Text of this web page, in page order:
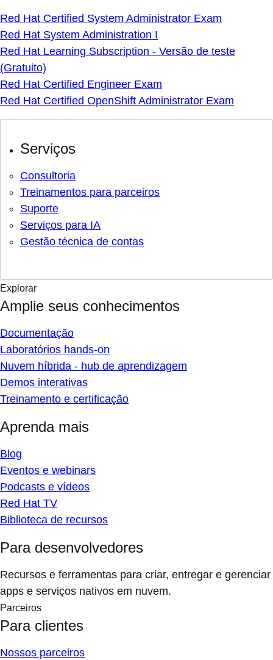
Red Hat Certified System Administrator Exam
Red Hat System Administration I
Red Hat Learning Subscription - Versão de teste
(Gratuito)
Red Hat Certified Engineer Exam
Red Hat Certified OpenShift Administrator Exam
Serviços
Consultoria
Treinamentos para parceiros
Suporte
Serviços para IA
Gestão técnica de contas
Explorar
Amplie seus conhecimentos
Documentação
Laboratórios hands-on
Nuvem híbrida - hub de aprendizagem
Demos interativas
Treinamento e certificação
Aprenda mais
Blog
Eventos e webinars
Podcasts e vídeos
Red Hat TV
Biblioteca de recursos
Para desenvolvedores
Recursos e ferramentas para criar, entregar e gerenciar
apps e serviços nativos em nuvem.
Parceiros
Para clientes
Nossos parceiros